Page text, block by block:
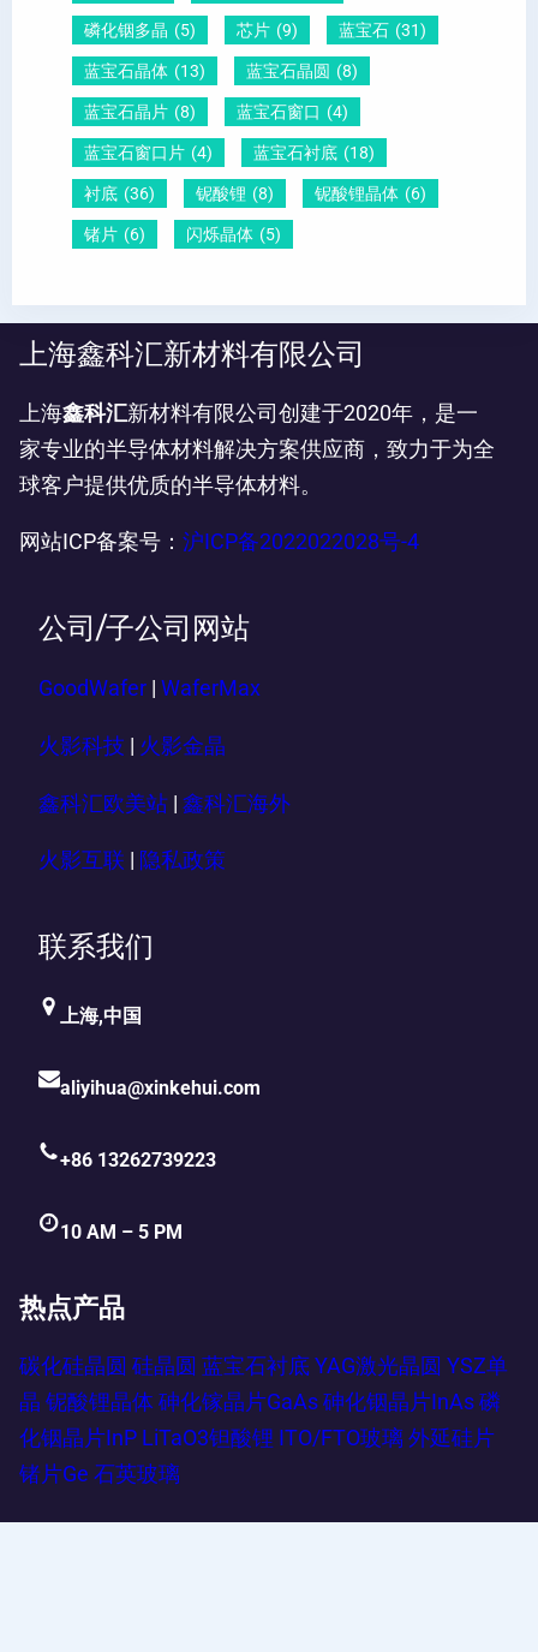
磷化铟多晶 (5) 芯片 (9) 蓝宝石 (31)
蓝宝石晶体 (13) 蓝宝石晶圆 (8)
蓝宝石晶片 (8) 蓝宝石窗口 (4)
蓝宝石窗口片 (4) 蓝宝石衬底 (18)
衬底 (36) 铌酸锂 (8) 铌酸锂晶体 (6)
锗片 (6) 闪烁晶体 (5)
上海鑫科汇新材料有限公司
上海鑫科汇新材料有限公司创建于2020年，是一
家专业的半导体材料解决方案供应商，致力于为全
球客户提供优质的半导体材料。
网站ICP备案号： 沪ICP备2022022028号-4
公司/子公司网站
GoodWafer WaferMax
火影科技 火影金晶
鑫科汇欧美站 | 鑫科汇海外
火影互联 隐私政策
联系我们
上海,中国
aliyihua@xinkehui.com
+86 13262739223
10 AM – 5 PM
热点产品
碳化硅晶圆 硅晶圆 蓝宝石衬底 YAG激光晶圆 YSZ单
晶 铌酸锂晶体 砷化镓晶片GaAs 砷化铟晶片InAs 磷
化铟晶片InP LiTaO3钽酸锂 ITO/FTO玻璃 外延硅片
锗片Ge 石英玻璃